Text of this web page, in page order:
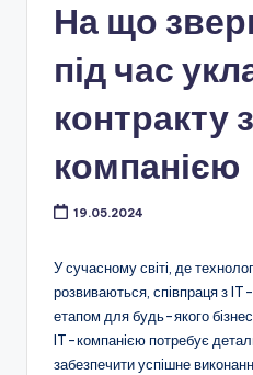
На що
під час
контракту
компанією
19.05.2024
У сучасному світі, де
розвиваються, співпраця з
етапом для будь-якого
IT-компанією потребує
забезпечити успішне